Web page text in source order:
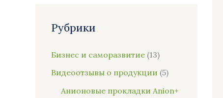
к
Рубрики
Бизнес и саморазвитие (13)
Видеоотзывы о продукции (5)
Анионовые прокладки Anion+